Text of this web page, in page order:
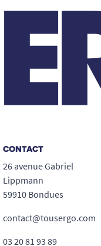
CONTACT
26 avenue Gabriel
Lippmann
59910 Bondues
contact@tousergo.com
03 20 81 93 89